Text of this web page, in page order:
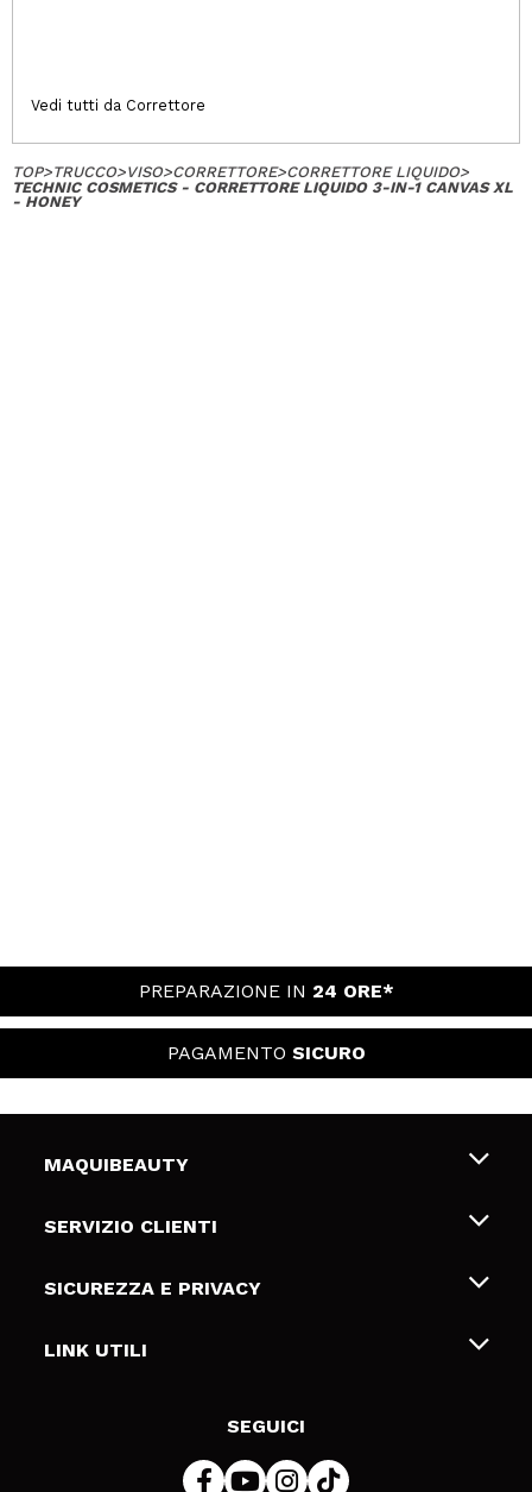
Vedi tutti da Correttore
TOP>TRUCCO>VISO>CORRETTORE>CORRETTORE LIQUIDO>
TECHNIC COSMETICS - CORRETTORE LIQUIDO 3-IN-1 CANVAS XL
- HONEY
PREPARAZIONE IN 24 ORE*
PAGAMENTO SICURO
MAQUIBEAUTY
Chi siamo
Gift Cards
SERVIZIO CLIENTI
Spedizioni & Resi
Metodi di pagamamento
SICUREZZA E PRIVACY
Termini e condizioni
LINK UTILI
SEGUICI